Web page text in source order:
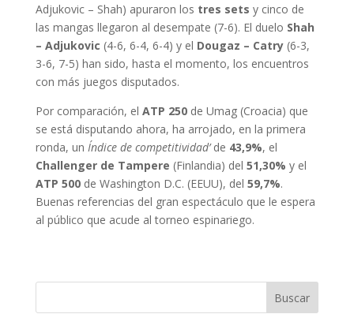
Adjukovic – Shah) apuraron los tres sets y cinco de
las mangas llegaron al desempate (7-6). El duelo Shah
– Adjukovic (4-6, 6-4, 6-4) y el Dougaz – Catry(6-3,
3-6, 7-5) han sido, hasta el momento, los encuentros
con más juegos disputados.
Por comparación, el ATP 250de Umag (Croacia) que
se está disputando ahora, ha arrojado, en la primera
ronda, un Índice de competitividad’de 43,9%, el
Challenger de Tampere (Finlandia) del 51,30% y el
ATP 500de Washington D.C. (EEUU), del 59,7%.
Buenas referencias del gran espectáculo que le espera
al público que acude al torneo espinariego.